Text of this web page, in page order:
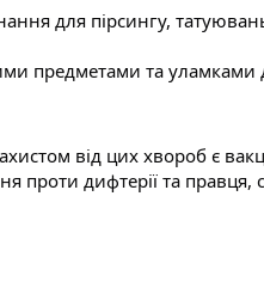
для пірсингу, татуювань
предметами та уламками
від цих хвороб є
проти дифтерії та правця,